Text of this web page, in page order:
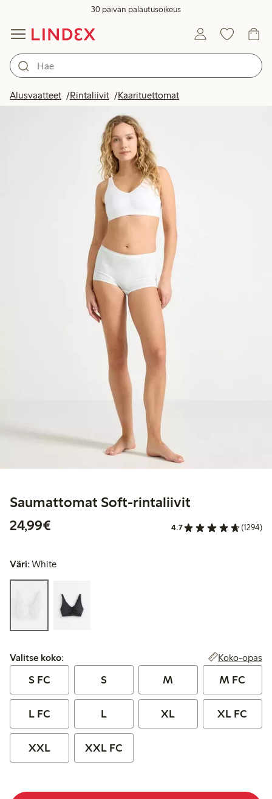
30 päivän palautusoikeus
Alusvaatteet Rintaliivit Kaarituettomat
Saumattomat Soft-rintaliivit
24,99€
4.7 (1294)
Väri:White
Valitse koko:
Valitse koko: Koko-opas
S FC S M M FC
L FC L XL XL FC
XXL XXL FC